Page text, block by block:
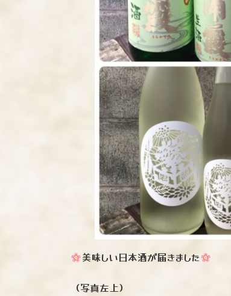
美味しい日本酒が届きました
（写真左上）